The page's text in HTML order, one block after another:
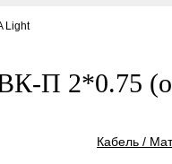
Light
П 2*0.75
Кабель /